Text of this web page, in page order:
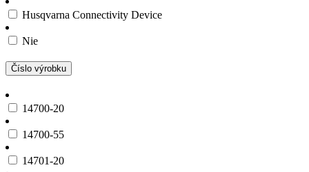
Husqvarna Connectivity Device
Nie
Číslo výrobku
14700-20
14700-55
14701-20